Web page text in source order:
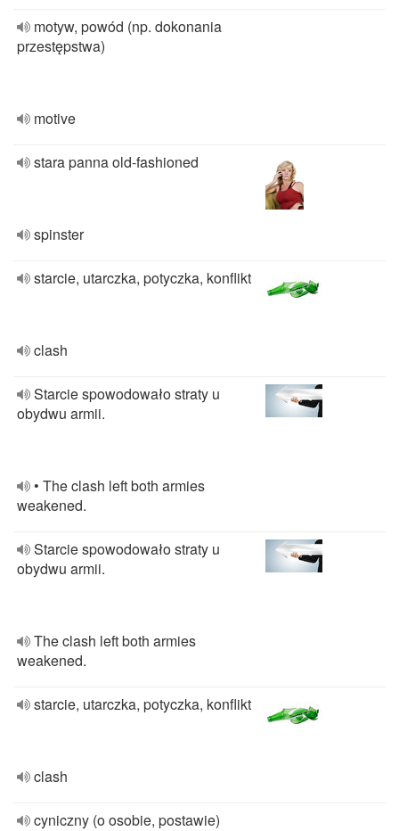
motyw, powód (np. dokonania
przestępstwa)
motive
stara panna old-fashioned
spinster
starcie, utarczka, potyczka, konflikt
clash
Starcie spowodowało straty u
obydwu armii.
• The clash left both armies
weakened.
Starcie spowodowało straty u
obydwu armii.
The clash left both armies
weakened.
starcie, utarczka, potyczka, konflikt
clash
cyniczny (o osobie, postawie)